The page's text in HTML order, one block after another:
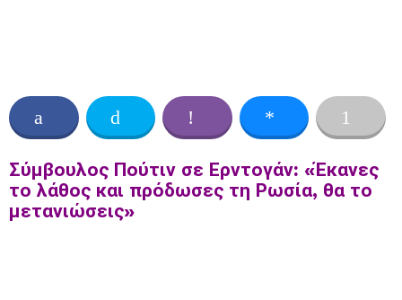
Σύμβουλος Πούτιν σε Ερντογάν: «Έκανες
το λάθος και πρόδωσες τη Ρωσία, θα το
μετανιώσεις»